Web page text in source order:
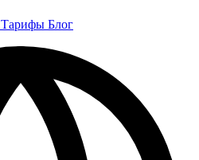
Тарифы Блог